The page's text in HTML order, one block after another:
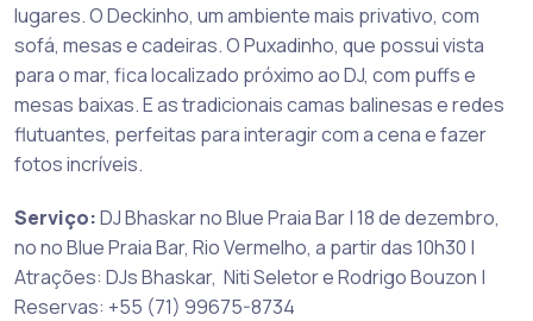
lugares. O Deckinho, um ambiente mais privativo, com
sofá, mesas e cadeiras. O Puxadinho, que possui vista
para o mar, fica localizado próximo ao DJ, com puffs e
mesas baixas. E as tradicionais camas balinesas e redes
flutuantes, perfeitas para interagir com a cena e fazer
fotos incríveis.
Serviço:DJ Bhaskar no Blue Praia Bar | 18 de dezembro,
no no Blue Praia Bar, Rio Vermelho, a partir das 10h30 |
Atrações: DJs Bhaskar, Niti Seletor e Rodrigo Bouzon |
Reservas: +55 (71) 99675-8734